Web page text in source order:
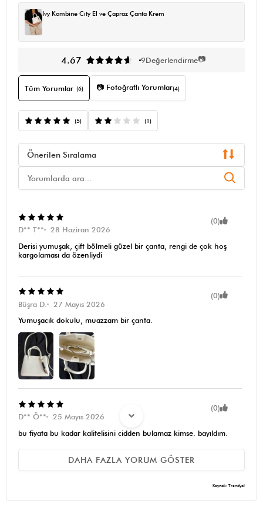
Ivy Kombine City El ve Çapraz Çanta Krem
4.67 9Değerlendirme📷
Tüm Yorumlar (6) 📷 Fotoğraflı Yorumlar(4)
(5) (1)
Önerilen Sıralama
(0)
D** T**
28 Haziran 2026
Derisi yumuşak, çift bölmeli güzel bir çanta, rengi de çok hoş
kargolaması da özenliydi
(0)
Büşra D.
27 Mayıs 2026
Yumuşacık dokulu, muazzam bir çanta.
(0)
D** Ö**
25 Mayıs 2026
bu fiyata bu kadar kalitelisini cidden bulamaz kimse. bayıldım.
paketlemesi harikaydı çanta büzüşüp gelmemişti. birazcık kokusu
var ama o da geçer bence 💕🧿 harika bayıldım
DAHA FAZLA YORUM GÖSTER
Kaynak: Trendyol